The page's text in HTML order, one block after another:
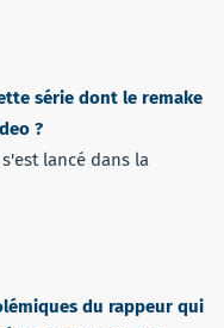
série dont le remake
?
lancé dans la
du rappeur qui